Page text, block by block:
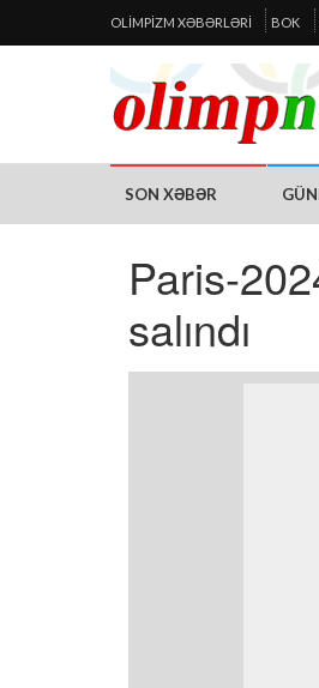
OLIMPIZM XƏBƏRLƏRI BOK
SON XƏBƏR
Paris-
salındı